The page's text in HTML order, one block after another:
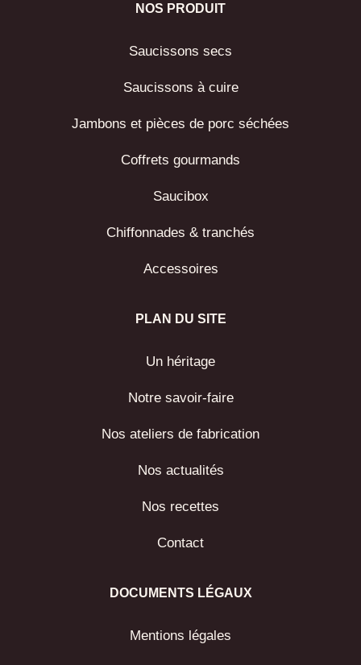
NOS PRODUIT
Saucissons secs
Saucissons à cuire
Jambons et pièces de porc séchées
Coffrets gourmands
Saucibox
Chiffonnades & tranchés
Accessoires
PLAN DU SITE
Un héritage
Notre savoir-faire
Nos ateliers de fabrication
Nos actualités
Nos recettes
Contact
DOCUMENTS LÉGAUX
Mentions légales